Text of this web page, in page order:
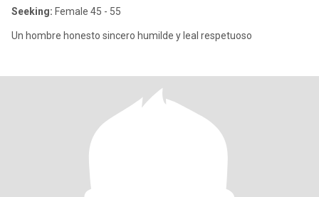
Seeking: Female 45 - 55
Un hombre honesto sincero humilde y leal respetuoso